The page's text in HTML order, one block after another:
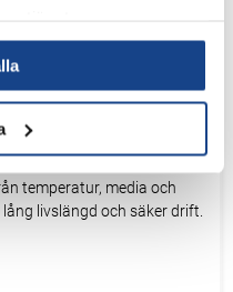
och låga temperaturer,
temperatur, media och
livslängd och säker drift.